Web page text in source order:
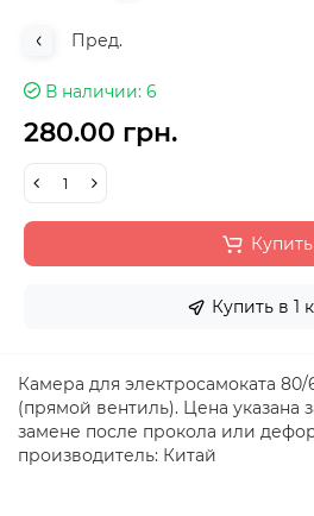
Пред.
В наличии 6
280.00 грн.
Купить
Купить в 1
Камера для электросамоката 80/
(прямой вентиль). Цена указана
замене после прокола или
производитель: Китай